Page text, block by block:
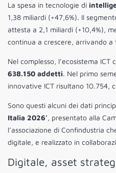
La spesa in tecnologie di
1,38 miliardi (+47,6%). Il
attesta a 2,1 miliardi (+10,4%),
continua a crescere, arrivando a
Nel complesso, l’ecosistema ICT
638.150 addetti. Nel primo
innovative ICT risultano 10.754,
Sono questi alcuni dei dati
Italia 2026’, presentato alla
l’associazione di Confindustria
digitale, e realizzato in
Digitale, asset